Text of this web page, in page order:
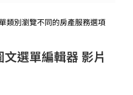
類別瀏覽不同的房產服務選項
選單編輯器 影片